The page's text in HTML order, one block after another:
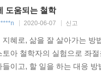
에 의견에 따르자면 ‘5초
회복탄력성과 창의성에
절을 우리가 기꺼이 감당
편안에 이르는 길이 된다
도움되는 철학
2020-06-07 신고
지혜로, 삶을 잘 살아가는
토아 철학자의 실험으로 좌
들이고, 할 일을 하는 대응